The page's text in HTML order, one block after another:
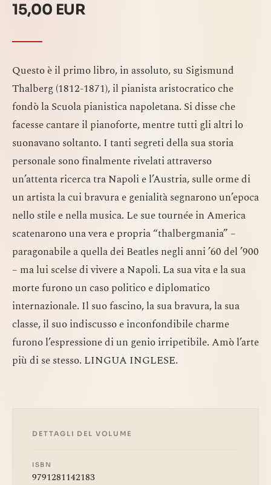
15,00 EUR
Questo è il primo libro, in assoluto, su Sigismund
Thalberg (1812-1871), il pianista aristocratico che
fondò la Scuola pianistica napoletana. Si disse che
facesse cantare il pianoforte, mentre tutti gli altri lo
suonavano soltanto. I tanti segreti della sua storia
personale sono finalmente rivelati attraverso
un’attenta ricerca tra Napoli e l’Austria, sulle orme di
un artista la cui bravura e genialità segnarono un’epoca
nello stile e nella musica. Le sue tournée in America
scatenarono una vera e propria “thalbergmania” –
paragonabile a quella dei Beatles negli anni ’60 del ’900
– ma lui scelse di vivere a Napoli. La sua vita e la sua
morte furono un caso politico e diplomatico
internazionale. Il suo fascino, la sua bravura, la sua
classe, il suo indiscusso e inconfondibile charme
furono l’espressione di un genio irripetibile. Amò l’arte
più di se stesso. LINGUA INGLESE.
DETTAGLI DEL VOLUME
ISBN
9791281142183